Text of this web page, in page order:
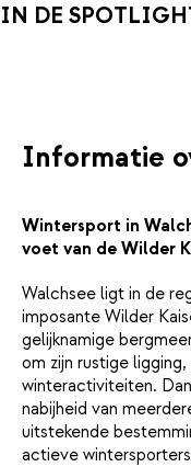
IN DE
Informatie
Wintersport in
voet van de Wilder
Walchsee ligt in de
imposante Wilder
gelijknamige
om zijn rustige
winteractiviteiten.
nabijheid van
uitstekende
actieve